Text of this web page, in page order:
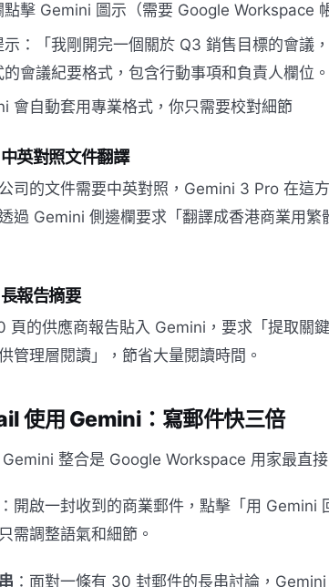
點擊 Gemini 圖示（需要 Google Workspace 帳
示：「我剛開完一個關於 Q3 銷售目標的會議
的會議紀要格式，包含行動事項和負責人欄位。
會自動套用專業格式，你只需要校對細節
英對照文件翻譯
司的文件需要中英對照，Gemini 3 Pro 在這
過 Gemini 側邊欄要求「翻譯成香港商業用
報告摘要
頁的供應商報告貼入 Gemini，要求「提取關
管理層閱讀」，節省大量閱讀時間。
使用 Gemini：寫郵件快三倍
整合是 Google Workspace 用家最直接
：開啟一封收到的商業郵件，點擊「用
需調整語氣和細節。
：面對一條有 30 封郵件的長串討論，